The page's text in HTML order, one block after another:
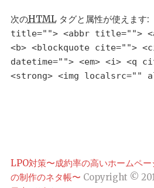
次のHTMLタグと属性が使えます:
title=""> <abbr title="">
<b> <blockquote cite="">
datetime=""> <em> <i> <q
<strong> <img localsrc=""
LPO対策〜成約率の高いホームペ
の制作のネタ帳〜 Copyright ©